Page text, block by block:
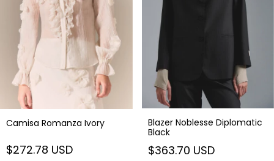
Camisa Romanza Ivory
$272.78 USD
Blazer Noblesse Diplomatic
Black
$363.70 USD